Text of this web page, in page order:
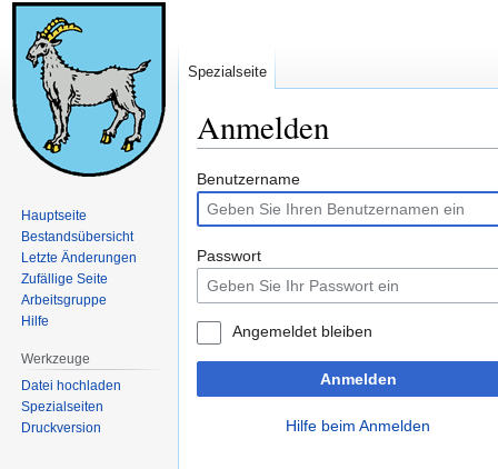
Anmelden
Zur
Navigation
springen
Zur
Suche
springen
Benutzername
Passwort
Angemeldet bleiben
Anmelden
Hilfe beim Anmelden
Spezialseite
Hauptseite
Bestandsübersicht
Letzte Änderungen
Zufällige Seite
Arbeitsgruppe
Hilfe
Werkzeuge
Datei hochladen
Spezialseiten
Druckversion